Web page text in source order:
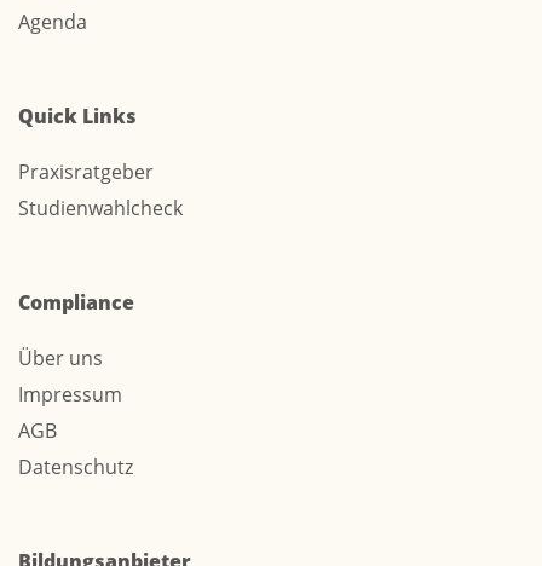
Agenda
Quick Links
Praxisratgeber
Studienwahlcheck
Compliance
Über uns
Impressum
AGB
Datenschutz